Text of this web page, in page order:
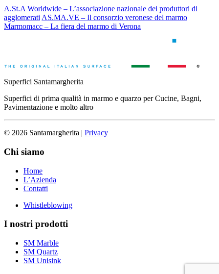
A.St.A Worldwide – L’associazione nazionale dei produttori di
agglomerati AS.MA.VE – Il consorzio veronese del marmo
Marmomacc – La fiera del marmo di Verona
Superfici Santamargherita
Superfici di prima qualità in marmo e quarzo per Cucine, Bagni,
Pavimentazione e molto altro
© 2026 Santamargherita | Privacy
Chi siamo
Home
L’Azienda
Contatti
Whistleblowing
I nostri prodotti
SM Marble
SM Quartz
SM Unisink